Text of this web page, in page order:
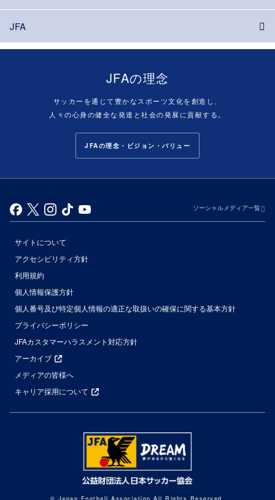
JFA
JFAの理念
サッカーを通じて豊かなスポーツ文化を創造し、
人々の心身の健全な発達と社会の発展に貢献する。
JFAの理念・ビジョン・バリュー
ソーシャルメディア一覧
サイトについて
アクセシビリティ方針
利用規約
個人情報保護方針
個人番号及び特定個人情報の適正な取扱いの確保に関する基本方針
プライバシーポリシー
JFAカスタマーハラスメント対応方針
アーカイブ
メディアの皆様へ
キャリア採用について